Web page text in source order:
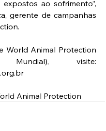
expostos ao sofrimento”,
gerente de campanhas
World Animal Protection
Mundial), visite:
Animal Protection